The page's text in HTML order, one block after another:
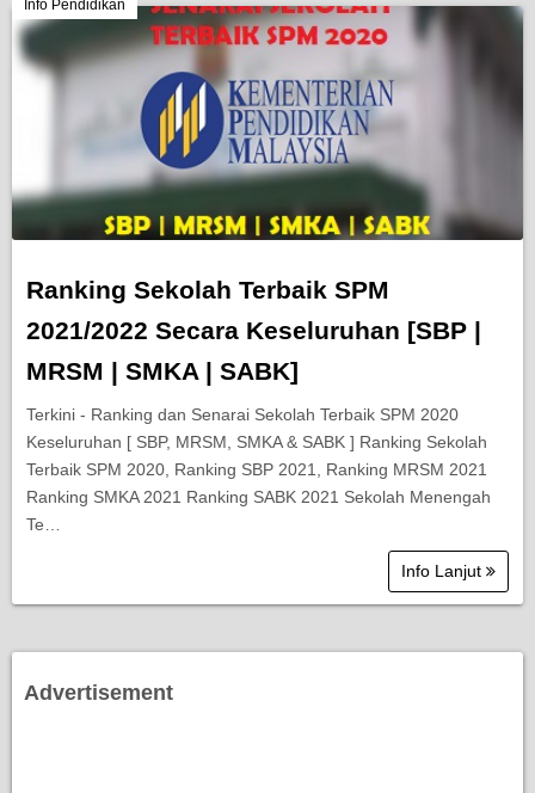
Kerjaya
Pendidikan
Info Pendidikan
Ranking Sekolah Terbaik SPM
2021/2022 Secara Keseluruhan [SBP |
MRSM | SMKA | SABK]
Terkini - Ranking dan Senarai Sekolah Terbaik SPM 2020
Keseluruhan [ SBP, MRSM, SMKA & SABK ] Ranking Sekolah
Terbaik SPM 2020, Ranking SBP 2021, Ranking MRSM 2021
Ranking SMKA 2021 Ranking SABK 2021 Sekolah Menengah
Te…
Info Lanjut
Advertisement